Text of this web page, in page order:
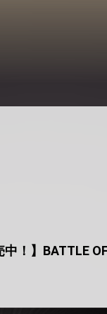
！】BATTLE